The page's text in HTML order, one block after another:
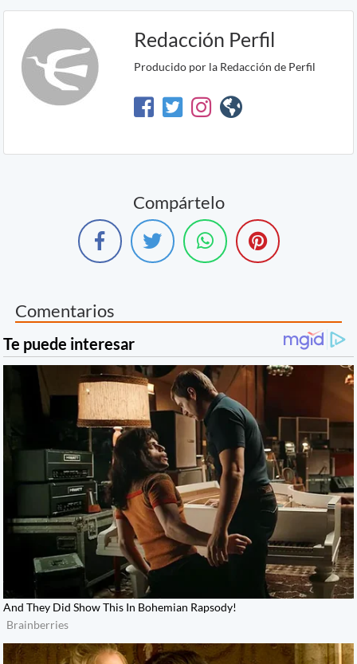
Redacción Perfil
Producido por la Redacción de Perfil
Compártelo
Comentarios